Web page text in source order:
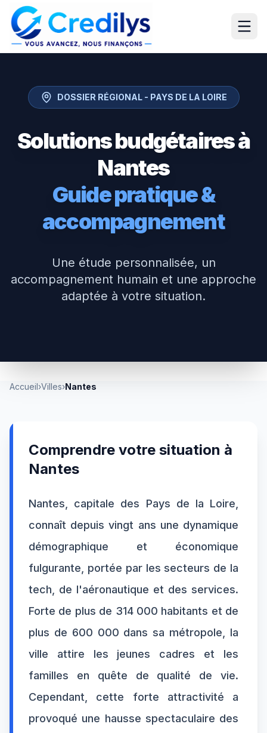
DOSSIER RÉGIONAL - PAYS DE LA LOIRE
Solutions budgétaires à
Nantes
Guide pratique &
accompagnement
Une étude personnalisée, un
accompagnement humain et une approche
adaptée à votre situation.
Accueil›Villes›Nantes
Comprendre votre situation à
Nantes
Nantes, capitale des Pays de la Loire,
connaît depuis vingt ans une dynamique
démographique et économique
fulgurante, portée par les secteurs de la
tech, de l'aéronautique et des services.
Forte de plus de 314 000 habitants et de
plus de 600 000 dans sa métropole, la
ville attire les jeunes cadres et les
familles en quête de qualité de vie.
Cependant, cette forte attractivité a
provoqué une hausse spectaculaire des